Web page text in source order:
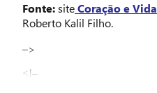
Fonte:siteCoração e Vida
Roberto Kalil Filho.
–>
<!–